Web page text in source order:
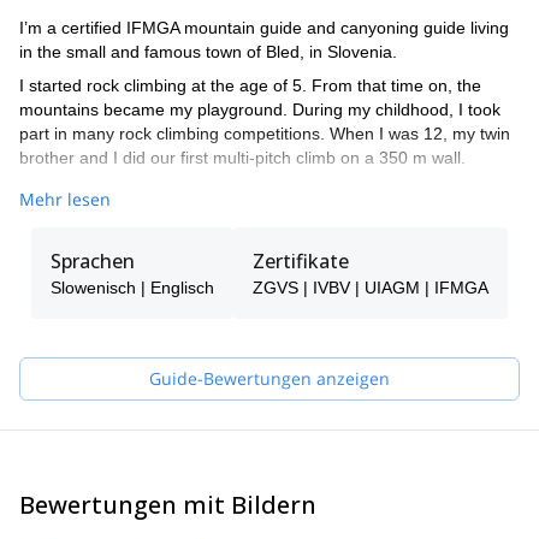
I’m a certified IFMGA mountain guide and canyoning guide living
in the small and famous town of Bled, in Slovenia.
I started rock climbing at the age of 5. From that time on, the
mountains became my playground. During my childhood, I took
part in many rock climbing competitions. When I was 12, my twin
brother and I did our first multi-pitch climb on a 350 m wall.
By the age of 16, I started competing in ice climbing world cups
speed ice climbing.
I climbed in many different countries like Peru, South Korea,
Among other significant achievements, I did the first winter ascent
(from the bottom of the wall) in Sphinx, the most difficult route in
the mythical North Face of Mt Triglav. Besides, I got the first place
I like sharing moments with people, especially in mountains. Feel
Mehr lesen
Sprachen
Slowenisch | Englisch
Zertifikate
ZGVS | IVBV | UIAGM | IFMGA
Guide-Bewertungen anzeigen
Bewertungen mit Bildern